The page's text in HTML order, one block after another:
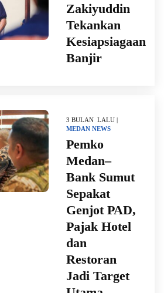
Zakiyuddin
Tekankan
Kesiapsiagaan
Banjir
3 BULAN LALU |
MEDAN NEWS
Pemko
Medan–
Bank Sumut
Sepakat
Genjot PAD,
Pajak Hotel
dan
Restoran
Jadi Target